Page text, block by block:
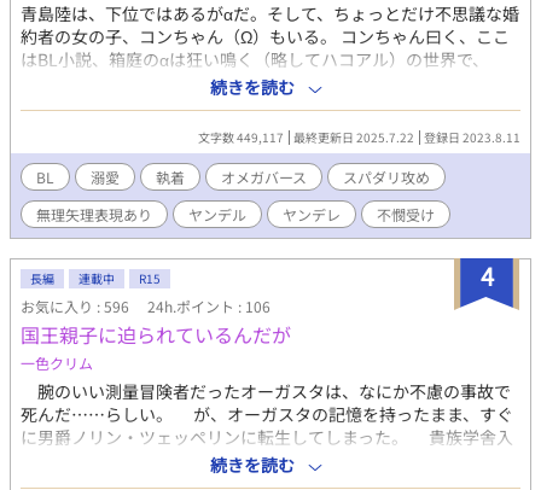
青島陸は、下位ではあるがαだ。そして、ちょっとだけ不思議な婚
約者の女の子、コンちゃん（Ω）もいる。 コンちゃん曰く、ここ
はBL小説、箱庭のαは狂い鳴く（略してハコアル）の世界で、
『青島陸は京極という最低最悪なスパダリ上位αの手によって、Ω
にされて溺愛されてお城での生活を余儀なくされてしまうの
よ！』らしい。 いや、コンちゃん、ツッコミどころ満載なんだけ
ど？ 最低最悪なスパダリって何？スパダリって最高なんじゃない
の？ だいたい、ビッチングなんて都市伝説だよ？ 溺愛って…… ハ
ピエンなのかメリバなの？
〜〜〜〜〜〜〜〜〜〜〜〜〜〜〜〜〜〜 αがビッチングされてΩに
なるという、n番煎じの話です。 ただ、簡単には堕ちません。 Ω
にさせられたαと、αだった陸をΩに書き換えてでも番にしたかっ
たαの攻防戦（無邪気な頃から泥沼まで）です 攻め様は孤高の最
上位αでしたが、受けに出会い恋愛童貞感漂う俺様αになります。
（ﾅﾝｼﾞｬｿﾘｬ） ただ、後半にむけてヤンデレメーカー（受け）によ
ってかなりヤバイαになってしまうので、独裁者が苦手な方はご注
意下さい なお、出てくるαは基本クズです。 前半はホカホカ？し
ていますが後半になってくるとクズばかりなので、読者様のキャ
パに応じて途中退出してください。 64話位から、闇が深くなりま
す。 100話過ぎると救いが見えません。（一応、パピエン） 読者
様のキャパに応じて途中退出してください。（大事な事なので二
続きを読む
文字数 449,117 最終更新日 2025.7.22 登録日 2023.8.11
BL 溺愛 執着 オメガバース
スパダリ攻め
無理矢理表現あり
ヤンデル ヤンデレ 不憫受け
4
長編 連載中 R15
お気に入り : 596 24h.ポイント : 106
国王親子に迫られているんだが
一色クリム
腕のいい測量冒険者だったオーガスタは、なにか不慮の事故で
死んだ……らしい。 が、オーガスタの記憶を持ったまま、すぐ
に男爵ノリン・ツェッペリンに転生してしまった。 貴族学舎入
学資格試験のあと駆けつけて来た元従淫魔アズールとレーンに
「約束を守れ」と押し倒される。 貴族学舎に入学したノリンは
続きを読む